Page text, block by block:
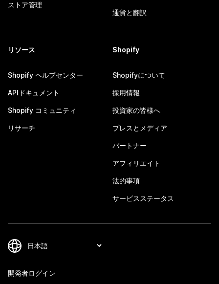
ストア管理
通貨と翻訳
リソース
Shopify ヘルプセンター
APIドキュメント
Shopify コミュニティ
リサーチ
Shopify
Shopifyについて
採用情報
投資家の皆様へ
プレスとメディア
パートナー
アフィリエイト
法的事項
サービスステータス
開発者ログイン